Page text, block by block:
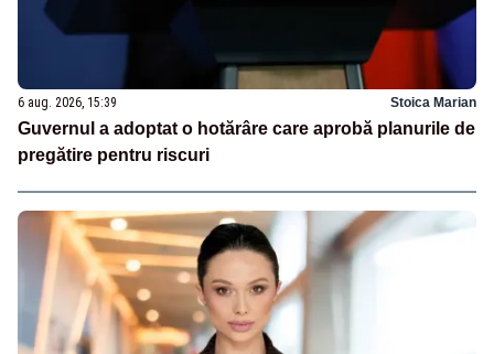
6 aug. 2026, 15:39 Stoica Marian
Guvernul a adoptat o hotărâre care aprobă planurile de
pregătire pentru riscuri